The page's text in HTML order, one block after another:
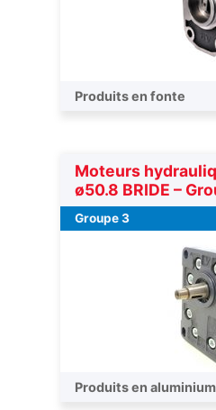
Produits en fonte
Moteurs
ø50.8 BRIDE –
Groupe 3
Produits en aluminium